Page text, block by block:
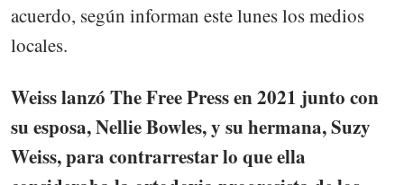
acuerdo, según informan este lunes los medios
locales.
Weiss lanzó The Free Press en 2021 junto con
su esposa, Nellie Bowles, y su hermana, Suzy
Weiss, para contrarrestar lo que ella